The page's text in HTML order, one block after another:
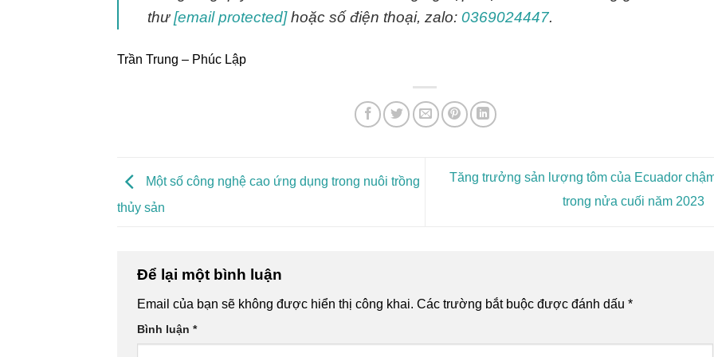
thư[email protected]hoặc số điện thoại, zalo: 0369024447.
Trần Trung – Phúc Lập
Một số công nghệ cao ứng dụng trong nuôi trồng
thủy sản
Tăng trưởng sản lượng tôm của Ecuador
trong nửa cuối năm 2023
Để lại một bình luận
Email của bạn sẽ không được hiển thị công khai. Các trường bắt buộc được đánh dấu *
Bình luận *